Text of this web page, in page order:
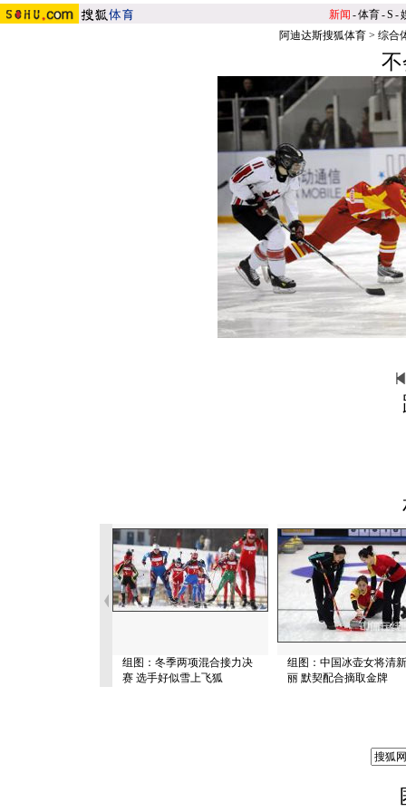
新闻 -体育-S -
阿迪达斯搜狐体育 > 综合
组图：冬季两项混合接力决
赛 选手好似雪上飞狐
组图：中国冰壶女将清
丽 默契配合摘取金牌